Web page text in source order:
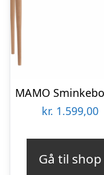
kr. 1.599,00
Gå til shop